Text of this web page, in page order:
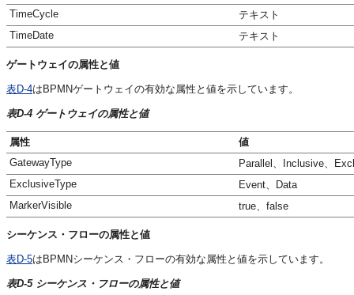
TimeCycle
テキスト
TimeDate
テキスト
ゲートウェイの属性と値
表D-4はBPMNゲートウェイの有効な属性と値を示しています。
表D-4 ゲートウェイの属性と値
属性
値
GatewayType
Parallel、Inclusive、
ExclusiveType
Event、Data
MarkerVisible
true、false
シーケンス・フローの属性と値
表D-5はBPMNシーケンス・フローの有効な属性と値を示しています。
表D-5 シーケンス・フローの属性と値